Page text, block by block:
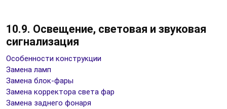
10.9. Освещение, световая и звуковая
сигнализация
Особенности конструкции
Замена ламп
Замена блок-фары
Замена корректора света фар
Замена заднего фонаря